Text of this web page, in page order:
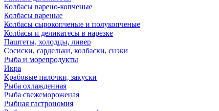
Колбасы варено-копченые
Колбасы вареные
Колбасы сырокопченые и полукопченые
Колбасы и деликатесы в нарезке
Паштеты, холодцы, ливер
Сосиски, сардельки, колбаски, снэки
Рыба и морепродукты
Икра
Крабовые палочки, закуски
Рыба охлажденная
Рыба свежемороженая
Рыбная гастрономия